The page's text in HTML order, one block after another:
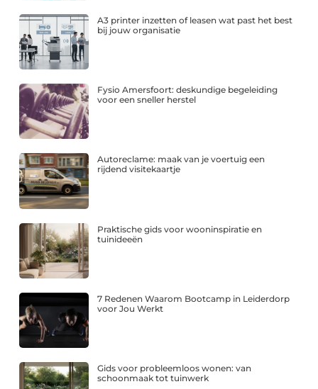
A3 printer inzetten of leasen wat past het best
bij jouw organisatie
Fysio Amersfoort: deskundige begeleiding
voor een sneller herstel
Autoreclame: maak van je voertuig een
rijdend visitekaartje
Praktische gids voor wooninspiratie en
tuinideeën
7 Redenen Waarom Bootcamp in Leiderdorp
voor Jou Werkt
Gids voor probleemloos wonen: van
schoonmaak tot tuinwerk